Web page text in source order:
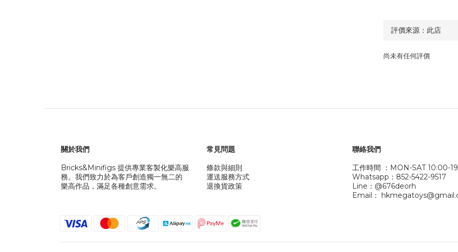
尚未有任何評價
關於我們
Bricks&Minifigs 提供專業客製化樂高服
務。我們致力於為客戶創造獨一無二的
樂高作品，滿足各種創意需求。
常見問題
條款與細則
運送服務方式
退換貨政策
聯絡我們
工作時間 ：MON-SAT 10:00-
Whatsapp：852-5422-9517
Line：@676deorh
Email：